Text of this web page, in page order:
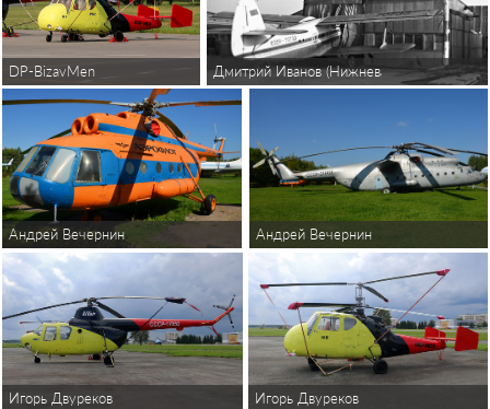
DP-BizavMen Дмитрий Иванов
Андрей Вечернин Андрей Вечернин
Игорь Двуреков Игорь Двуреков